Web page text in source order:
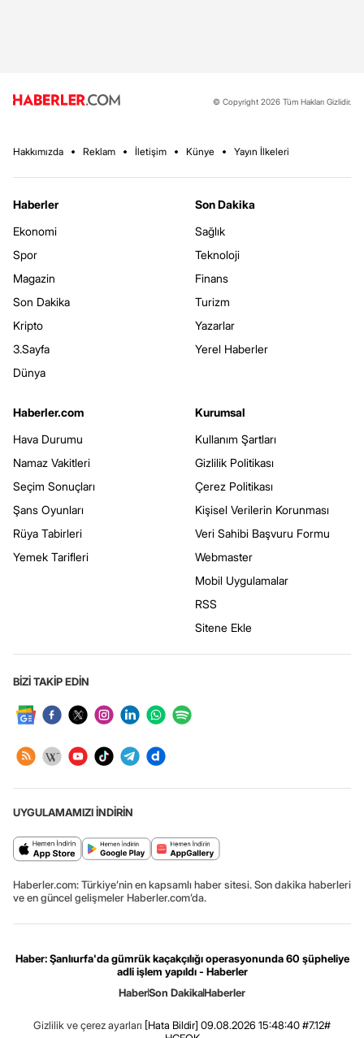
© Copyright 2026 Tüm Hakları Gizlidir.
Hakkımızda Reklam İletişim Künye Yayın İlkeleri
Haberler
Ekonomi
Spor
Magazin
Son Dakika
Kripto
3.Sayfa
Dünya
Son Dakika
Sağlık
Teknoloji
Finans
Turizm
Yazarlar
Yerel Haberler
Haberler.com
Hava Durumu
Namaz Vakitleri
Seçim Sonuçları
Şans Oyunları
Rüya Tabirleri
Yemek Tarifleri
Kurumsal
Kullanım Şartları
Gizlilik Politikası
Çerez Politikası
Kişisel Verilerin Korunması
Veri Sahibi Başvuru Formu
Webmaster
Mobil Uygulamalar
RSS
Sitene Ekle
BİZİ TAKİP EDİN
UYGULAMAMIZI İNDİRİN
Haberler.com: Türkiye’nin en kapsamlı haber sitesi. Son dakika haberleri
ve en güncel gelişmeler Haberler.com’da.
Haber: Şanlıurfa'da gümrük kaçakçılığı operasyonunda 60 şüpheliye
adli işlem yapıldı - Haberler
HaberSon DakikaHaberler
Gizlilik ve çerez ayarları [Hata Bildir] 09.08.2026 15:48:40 #7.12#